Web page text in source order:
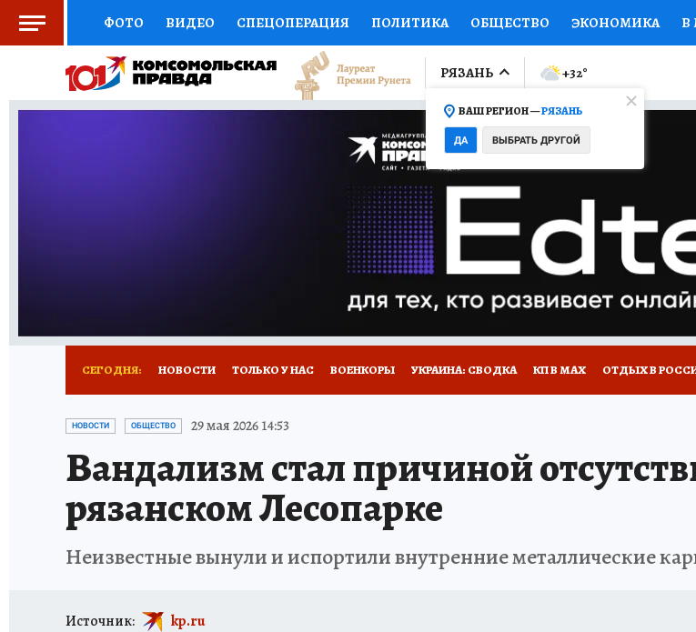
ФОТО ВИДЕО СПЕЦОПЕРАЦИЯ ПОЛИТИКА ОБЩЕСТВО ЭКОНОМИКА В
СОЦПОДДЕРЖКА НАУКА СПОРТ КОЛУМНИСТЫ ПРОИСШЕСТВИЯ
ВЫБОР ЭКСПЕРТОВ ДОКТОР ФИНАНСЫ ОТКРЫВАЕМ МИР Я ЗНАЮ СЕМЬЯ
ПРОГНОЗЫ НА СПОРТ ПРОМОКОДЫ СЕРИАЛЫ
ТЕЛЕВИЗОР КОЛЛЕКЦИИ КОНКУРСЫ
НОВОЕ НА САЙТЕ
РЯЗАНЬ
ВАШ РЕГИОН —РЯЗАНЬ
ДА ВЫБРАТЬ ДРУГОЙ
+32°
СЕГОДНЯ: НОВОСТИ ТОЛЬКО У НАС ВОЕНКОРЫ УКРАИНА: СВОДКА КП В МАХ ОТДЫХ В
АФИША ИСПЫТАНО НА СЕБЕ
НОВОСТИ ОБЩЕСТВО 29 мая 2026 14:53
Вандализм стал причиной
рязанском Лесопарке
Неизвестные вынули и испортили внутренние металлические
Источник: kp.ru